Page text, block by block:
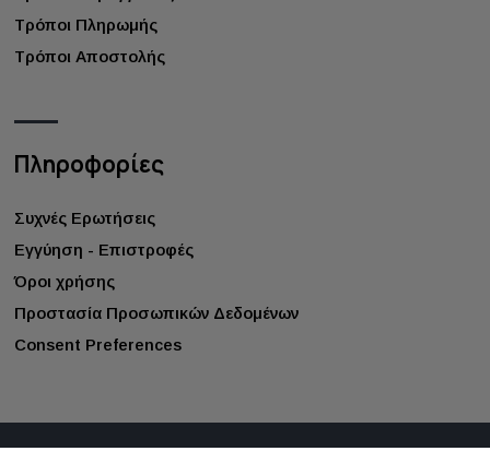
Τρόποι Πληρωμής
Τρόποι Αποστολής
Πληροφορίες
Συχνές Ερωτήσεις
Εγγύηση - Επιστροφές
Όροι χρήσης
Προστασία Προσωπικών Δεδομένων
Consent Preferences